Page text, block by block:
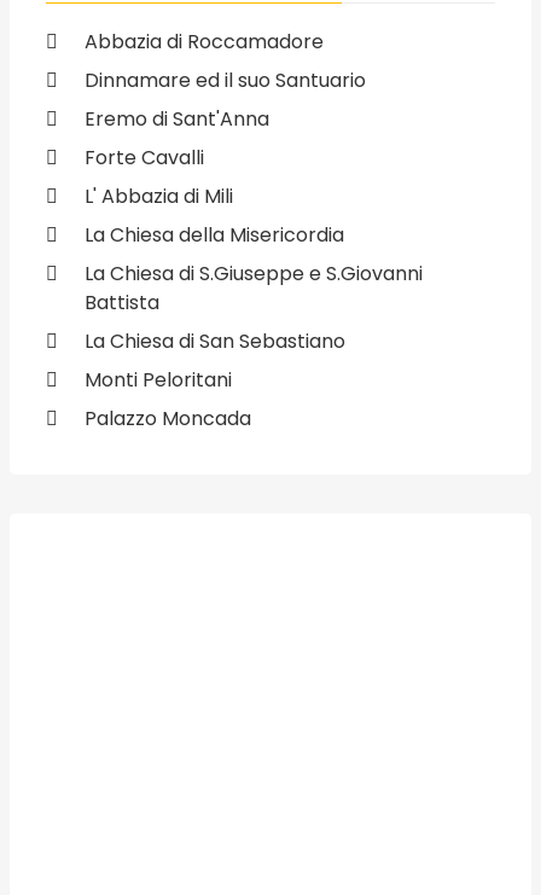
Abbazia di Roccamadore
Dinnamare ed il suo Santuario
Eremo di Sant'Anna
Forte Cavalli
L' Abbazia di Mili
La Chiesa della Misericordia
La Chiesa di S.Giuseppe e S.Giovanni
Battista
La Chiesa di San Sebastiano
Monti Peloritani
Palazzo Moncada